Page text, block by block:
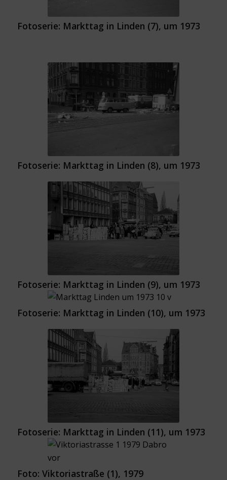
Fotoserie: Markttag in Linden (7), um 1973
Fotoserie: Markttag in Linden (8), um 1973
Fotoserie: Markttag in Linden (9), um 1973
Fotoserie: Markttag in Linden (10), um 1973
Fotoserie: Markttag in Linden (11), um 1973
Foto: Viktoriastraße (1), 1979